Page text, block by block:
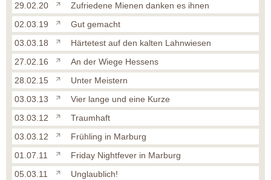
29.02.20
Zufriedene Mienen danken es ihnen
02.03.19
Gut gemacht
03.03.18
Härtetest auf den kalten Lahnwiesen
27.02.16
An der Wiege Hessens
28.02.15
Unter Meistern
03.03.13
Vier lange und eine Kurze
03.03.12
Traumhaft
03.03.12
Frühling in Marburg
01.07.11
Friday Nightfever in Marburg
05.03.11
Unglaublich!